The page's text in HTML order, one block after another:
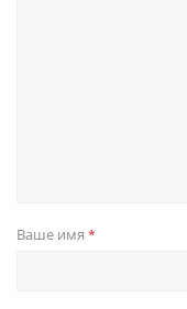
Ваше имя *